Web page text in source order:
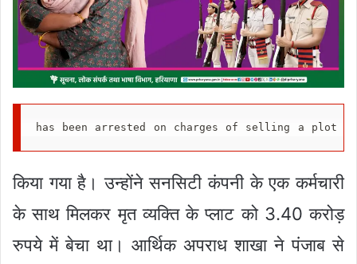
has been arrested on charges of selling a plot
किया गया है। उन्होंने सनसिटी कंपनी के एक कर्मचारी
के साथ मिलकर मृत व्यक्ति के प्लाट को 3.40 करोड़
रुपये में बेचा था। आर्थिक अपराध शाखा ने पंजाब से